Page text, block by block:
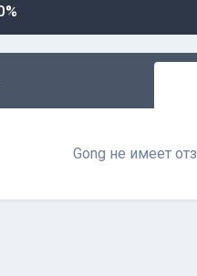
Gong не имеет